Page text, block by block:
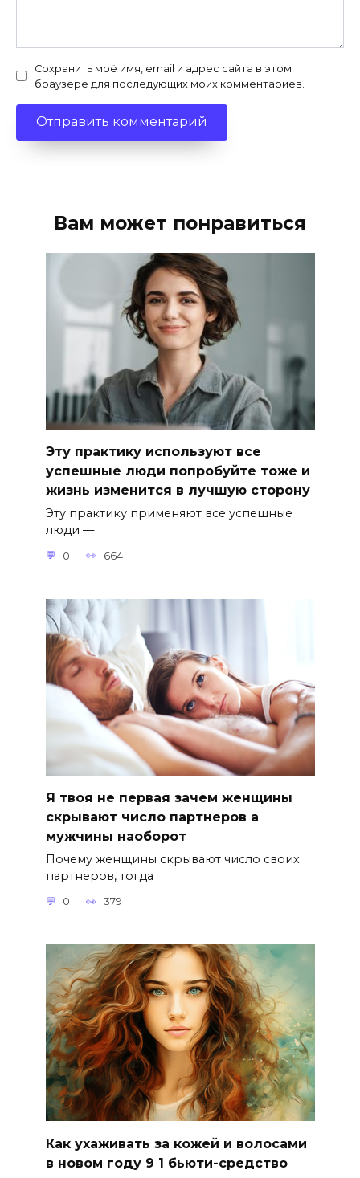
Сохранить моё имя, email и адрес сайта в этом
браузере для последующих моих комментариев.
Вам может понравиться
Эту практику используют все
успешные люди попробуйте тоже и
жизнь изменится в лучшую сторону
Эту практику применяют все успешные
люди —
0 664
Я твоя не первая зачем женщины
скрывают число партнеров а
мужчины наоборот
Почему женщины скрывают число своих
партнеров, тогда
0 379
Как ухаживать за кожей и волосами
в новом году 9 1 бьюти-средство